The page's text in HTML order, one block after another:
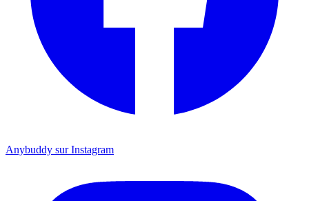
Anybuddy sur Instagram